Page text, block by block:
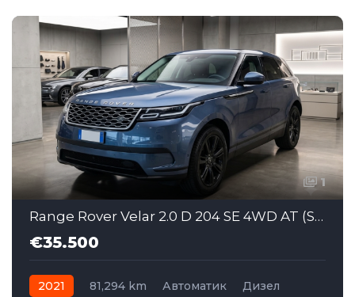
1
Range Rover Velar 2.0 D 204 SE 4WD AT (SAJ060)
€35.500
2021 81,294 km Автоматик
Дизел